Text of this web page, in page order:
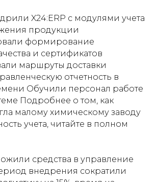
X24:ERP с модулями учета
продукции
формирование
и сертификатов
маршруты доставки
отчетность в
Обучили персонал работе
Подробнее о том, как
малому химическому заводу
учета, читайте в полном
средства в управление
внедрения сократили